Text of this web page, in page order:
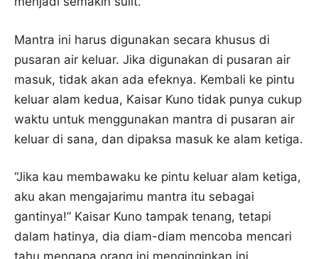
Mantra ini harus digunakan secara khusus di
pusaran air keluar. Jika digunakan di pusaran air
masuk, tidak akan ada efeknya. Kembali ke pintu
keluar alam kedua, Kaisar Kuno tidak punya cukup
waktu untuk menggunakan mantra di pusaran air
keluar di sana, dan dipaksa masuk ke alam ketiga.
“Jika kau membawaku ke pintu keluar alam ketiga,
aku akan mengajarimu mantra itu sebagai
gantinya!” Kaisar Kuno tampak tenang, tetapi
dalam hatinya, dia diam-diam mencoba mencari
tahu mengapa orang ini menginginkan ini.